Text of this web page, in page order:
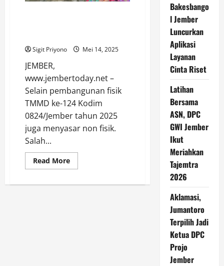
Sigit Priyono Mei 14, 2025
JEMBER,
www.jembertoday.net –
Selain pembangunan fisik
TMMD ke-124 Kodim
0824/Jember tahun 2025
juga menyasar non fisik.
Salah...
Read MoreRead
more
ke-
Bakesbango
l Jember
Luncurkan
Aplikasi
Layanan
Cinta Riset
Latihan
Bersama
ASN, DPC
GWI Jember
Ikut
Meriahkan
Tajemtra
2026
Aklamasi,
Jumantoro
Terpilih Jadi
Ketua DPC
Projo
Jember